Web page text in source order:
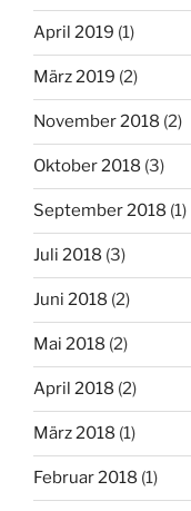
April 2019 (1)
März 2019 (2)
November 2018 (2)
Oktober 2018 (3)
September 2018 (1)
Juli 2018 (3)
Juni 2018 (2)
Mai 2018 (2)
April 2018 (2)
März 2018 (1)
Februar 2018 (1)